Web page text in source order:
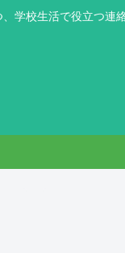
学校生活で役立つ連